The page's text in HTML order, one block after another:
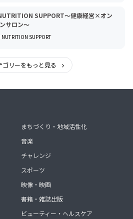
学を専攻（修士論文は養護学校高
設課 県営住宅の企画、設計、工
新宿） バーテンダー
（西麻布） バーテンダー
ト 商品開発担当責任者（ゆいま
司 総経理（代表取締役）（㈱コ
開のための子会社）
当
ラス 理事
来財団 副理事
SUPPORT～健康経営×オン
サロン～
NUTRITION SUPPORT
ゴリーをもっと見る
まちづくり・地域活性化
音楽
チャレンジ
スポーツ
映像・映画
書籍・雑誌出版
ビューティー・ヘルスケア